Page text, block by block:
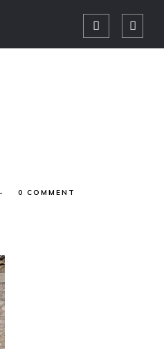
0 COMMENT